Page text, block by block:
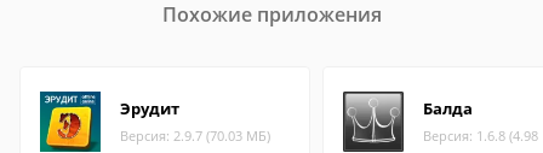
Похожие приложения
Эрудит
Версия: 2.9.7 (70.03 МБ)
Балда
Версия: 1.6.8